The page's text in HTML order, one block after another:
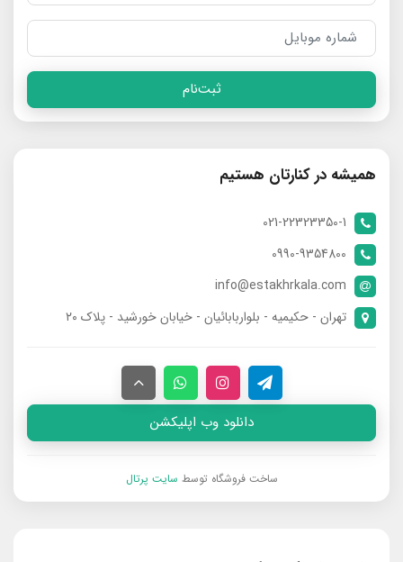
ثبت‌نام
همیشه در کنارتان هستیم
021-22323350-1
0990-9354800
info@estakhrkala.com
تهران - حکیمیه - بلواربابائیان - خیابان خورشید - پلاک ۲۰
دانلود وب اپلیکشن
ساخت فروشگاه توسط سایت پرتال